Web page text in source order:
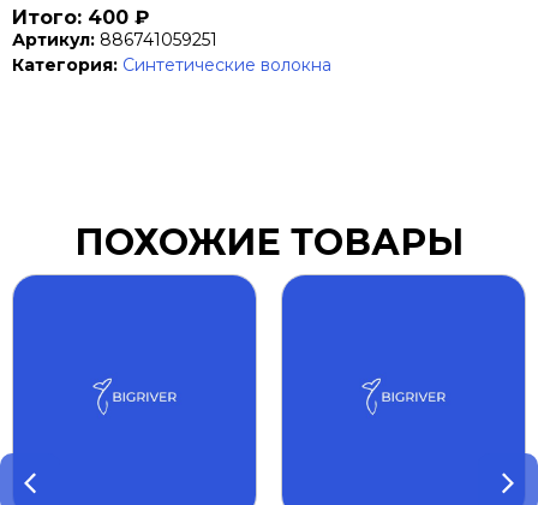
Итого: 400 ₽
Артикул: 886741059251
Категория: Синтетические волокна
ПОХОЖИЕ ТОВАРЫ